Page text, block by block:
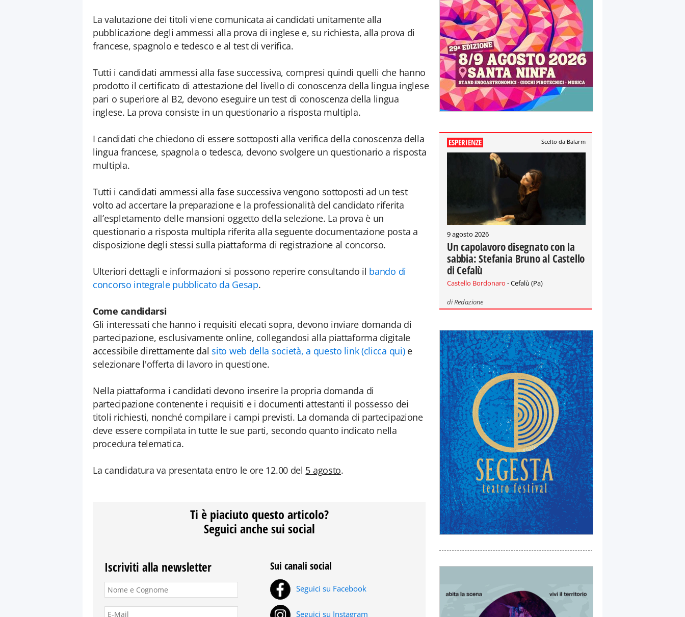
La valutazione dei titoli viene comunicata ai candidati unitamente alla
pubblicazione degli ammessi alla prova di inglese e, su richiesta, alla prova di
francese, spagnolo e tedesco e al test di verifica.
Tutti i candidati ammessi alla fase successiva, compresi quindi quelli che hanno
prodotto il certificato di attestazione del livello di conoscenza della lingua inglese
pari o superiore al B2, devono eseguire un test di conoscenza della lingua
inglese. La prova consiste in un questionario a risposta multipla.
I candidati che chiedono di essere sottoposti alla verifica della conoscenza della
lingua francese, spagnola o tedesca, devono svolgere un questionario a risposta
multipla.
Tutti i candidati ammessi alla fase successiva vengono sottoposti ad un test
volto ad accertare la preparazione e la professionalità del candidato riferita
all’espletamento delle mansioni oggetto della selezione. La prova è un
questionario a risposta multipla riferita alla seguente documentazione posta a
disposizione degli stessi sulla piattaforma di registrazione al concorso.
Ulteriori dettagli e informazioni si possono reperire consultando il bando di
concorso integrale pubblicato da Gesap.
Come candidarsi
Gli interessati che hanno i requisiti elecati sopra, devono inviare domanda di
partecipazione, esclusivamente online, collegandosi alla piattaforma digitale
accessibile direttamente dal sito web della società, a questo link (clicca qui)e
selezionare l'offerta di lavoro in questione.
Nella piattaforma i candidati devono inserire la propria domanda di
partecipazione contenente i requisiti e i documenti attestanti il possesso dei
titoli richiesti, nonché compilare i campi previsti. La domanda di partecipazione
deve essere compilata in tutte le sue parti, secondo quanto indicato nella
procedura telematica.
La candidatura va presentata entro le ore 12.00 del 5 agosto.
Ti è piaciuto questo articolo?
Seguici anche sui social
Iscriviti alla newsletter Sui canali social
Seguici su Facebook
Seguici su Instagram
ESPERIENZE Scelto da Balarm
9 agosto 2026
Un capolavoro disegnato con la
sabbia: Stefania Bruno al Castello
di Cefalù
Castello Bordonaro - Cefalù (Pa)
diRedazione